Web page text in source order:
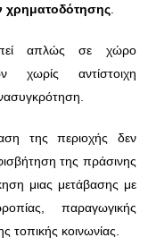
χρηματοδότησης
απλώς σε χώρο
χωρίς αντίστοιχη
της περιοχής δεν
της πράσινης
μιας μετάβασης με
παραγωγικής
τοπικής κοινωνίας.